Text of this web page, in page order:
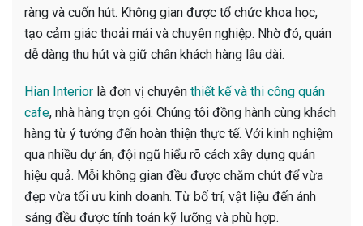
ràng và cuốn hút. Không gian được tổ chức khoa học,
tạo cảm giác thoải mái và chuyên nghiệp. Nhờ đó, quán
dễ dàng thu hút và giữ chân khách hàng lâu dài.
Hian Interior là đơn vị chuyên thiết kế và thi công quán
cafe, nhà hàng trọn gói. Chúng tôi đồng hành cùng khách
hàng từ ý tưởng đến hoàn thiện thực tế. Với kinh nghiệm
qua nhiều dự án, đội ngũ hiểu rõ cách xây dựng quán
hiệu quả. Mỗi không gian đều được chăm chút để vừa
đẹp vừa tối ưu kinh doanh. Từ bố trí, vật liệu đến ánh
sáng đều được tính toán kỹ lưỡng và phù hợp.